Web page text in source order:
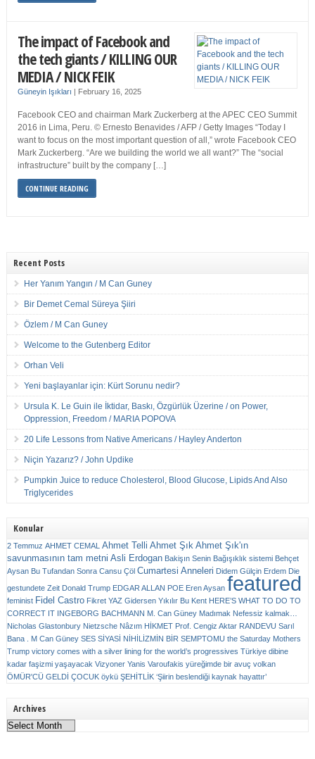
The impact of Facebook and
the tech giants / KILLING OUR
MEDIA / NICK FEIK
Güneyin Işıkları | February 16, 2025
Facebook CEO and chairman Mark Zuckerberg at the APEC CEO Summit
2016 in Lima, Peru. © Ernesto Benavides / AFP / Getty Images “Today I
want to focus on the most important question of all,” wrote Facebook CEO
Mark Zuckerberg. “Are we building the world we all want?” The “social
infrastructure” built by the company […]
CONTINUE READING
Recent Posts
Her Yanım Yangın / M Can Guney
Bir Demet Cemal Süreya Şiiri
Özlem / M Can Guney
Welcome to the Gutenberg Editor
Orhan Veli
Yeni başlayanlar için: Kürt Sorunu nedir?
Ursula K. Le Guin ile İktidar, Baskı, Özgürlük Üzerine / on Power,
Oppression, Freedom / MARIA POPOVA
20 Life Lessons from Native Americans / Hayley Anderton
Niçin Yazarız? / John Updike
Pumpkin Juice to reduce Cholesterol, Blood Glucose, Lipids And Also
Triglycerides
Konular
2 Temmuz AHMET CEMAL Ahmet Telli Ahmet Şık Ahmet Şık'ın
savunmasının tam metni Asli Erdogan Bakişın Senin Bağışıklık sistemi Behçet
Aysan Bu Tufandan Sonra Cansu Çöl Cumartesi Anneleri Didem Gülçin Erdem Die
gestundete Zeit Donald Trump EDGAR ALLAN POE Eren Aysan featured
feminist Fidel Castro Fikret YAZ Gidersen Yıkılır Bu Kent HERE’S WHAT TO DO TO
CORRECT IT INGEBORG BACHMANN M. Can Güney Madımak Nefessiz kalmak…
Nicholas Glastonbury Nietzsche Nâzım HİKMET Prof. Cengiz Aktar RANDEVU Sarıl
Bana . M Can Güney SES SİYASİ NİHİLİZMİN BİR SEMPTOMU the Saturday Mothers
Trump victory comes with a silver lining for the world’s progressives Türkiye dibine
kadar faşizmi yaşayacak Vizyoner Yanis Varoufakis yüreğimde bir avuç volkan
ÖMÜR'CÜ GELDİ ÇOCUK öykü ŞEHİTLİK ‘Şiirin beslendiği kaynak hayattır’
Archives
Archives